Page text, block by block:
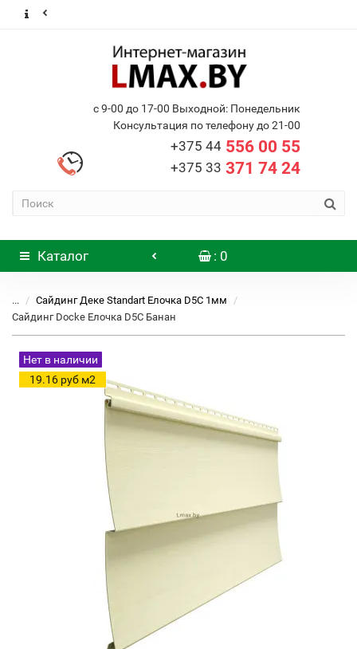
с 9-00 до 17-00 Выходной: Понедельник
Консультация по телефону до 21-00
+375 44556 00 55
+375 33 371 74 24
Каталог : 0
...
Сайдинг Деке Standart Елочка D5C 1мм
Сайдинг Docke Елочка D5C Банан
Нет в наличии
19.16 руб м2